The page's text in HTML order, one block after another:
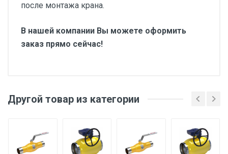
после монтажа крана.
В нашей компании Вы можете оформить
заказ прямо сейчас!
Другой товар из категории